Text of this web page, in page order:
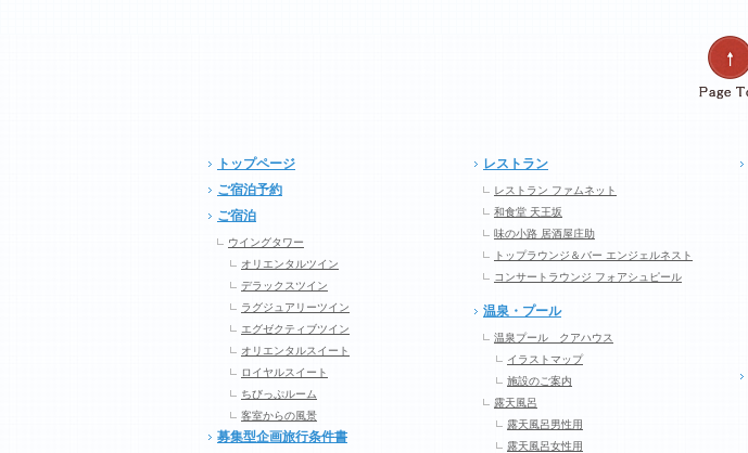
トップページ
ご宿泊予約
ご宿泊
ウイングタワー
オリエンタルツイン
デラックスツイン
ラグジュアリーツイン
エグゼクティブツイン
オリエンタルスイート
ロイヤルスイート
ちびっぷルーム
客室からの風景
募集型企画旅行条件書
レストラン
レストラン ファムネット
和食堂 天王坂
味の小路 居酒屋庄助
トップラウンジ＆バー エンジェルネスト
コンサートラウンジ フォアシュピール
温泉・プール
温泉プール クアハウス
イラストマップ
施設のご案内
露天風呂
露天風呂男性用
露天風呂女性用